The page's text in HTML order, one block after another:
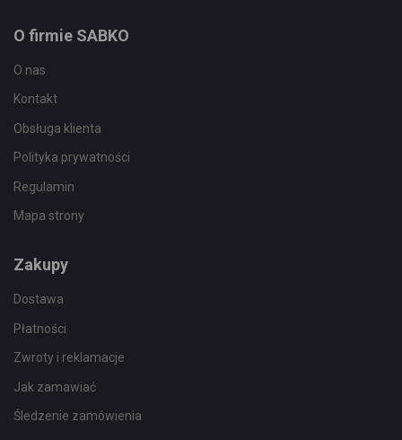
O firmie SABKO
O nas
Kontakt
Obsługa klienta
Polityka prywatności
Regulamin
Mapa strony
Zakupy
Dostawa
Płatności
Zwroty i reklamacje
Jak zamawiać
Śledzenie zamówienia